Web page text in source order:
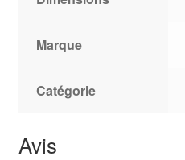
Marque
Catégorie
Avis